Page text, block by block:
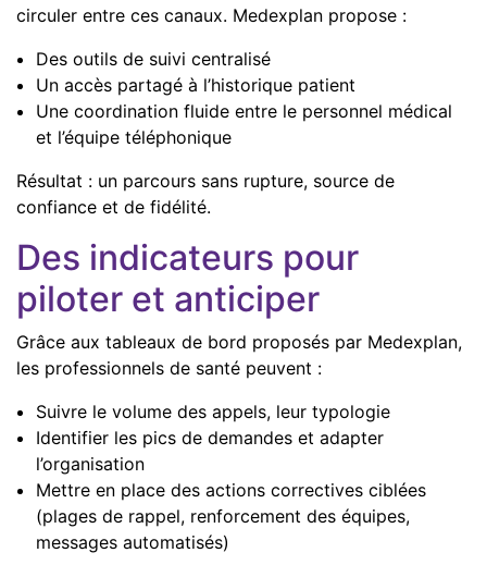
circuler entre ces canaux. Medexplan propose :
Des outils de suivi centralisé
Un accès partagé à l’historique patient
Une coordination fluide entre le personnel médical
et l’équipe téléphonique
Résultat : un parcours sans rupture, source de
confiance et de fidélité.
Des indicateurs pour
piloter et anticiper
Grâce aux tableaux de bord proposés par Medexplan,
les professionnels de santé peuvent :
Suivre le volume des appels, leur typologie
Identifier les pics de demandes et adapter
l’organisation
Mettre en place des actions correctives ciblées
(plages de rappel, renforcement des équipes,
messages automatisés)